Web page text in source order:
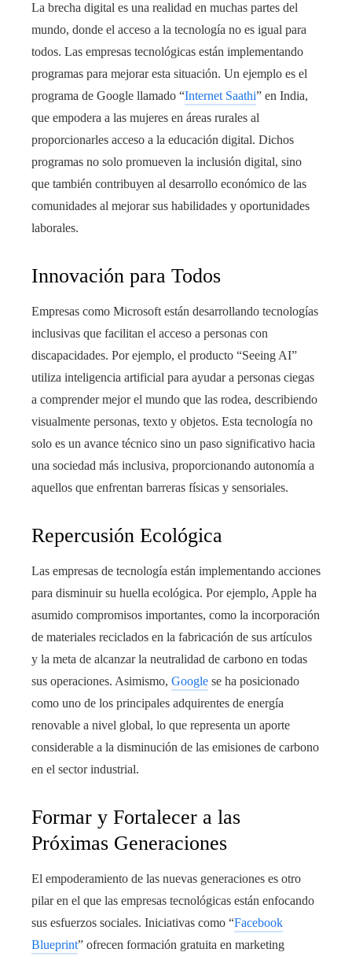
La brecha digital es una realidad en muchas partes del
mundo, donde el acceso a la tecnología no es igual para
todos. Las empresas tecnológicas están implementando
programas para mejorar esta situación. Un ejemplo es el
programa de Google llamado “Internet Saathi” en India,
que empodera a las mujeres en áreas rurales al
proporcionarles acceso a la educación digital. Dichos
programas no solo promueven la inclusión digital, sino
que también contribuyen al desarrollo económico de las
comunidades al mejorar sus habilidades y oportunidades
laborales.
Innovación para Todos
Empresas como Microsoft están desarrollando tecnologías
inclusivas que facilitan el acceso a personas con
discapacidades. Por ejemplo, el producto “Seeing AI”
utiliza inteligencia artificial para ayudar a personas ciegas
a comprender mejor el mundo que las rodea, describiendo
visualmente personas, texto y objetos. Esta tecnología no
solo es un avance técnico sino un paso significativo hacia
una sociedad más inclusiva, proporcionando autonomía a
aquellos que enfrentan barreras físicas y sensoriales.
Repercusión Ecológica
Las empresas de tecnología están implementando acciones
para disminuir su huella ecológica. Por ejemplo, Apple ha
asumido compromisos importantes, como la incorporación
de materiales reciclados en la fabricación de sus artículos
y la meta de alcanzar la neutralidad de carbono en todas
sus operaciones. Asimismo, Google se ha posicionado
como uno de los principales adquirentes de energía
renovable a nivel global, lo que representa un aporte
considerable a la disminución de las emisiones de carbono
en el sector industrial.
Formar y Fortalecer a las
Próximas Generaciones
El empoderamiento de las nuevas generaciones es otro
pilar en el que las empresas tecnológicas están enfocando
sus esfuerzos sociales. Iniciativas como “Facebook
Blueprint” ofrecen formación gratuita en marketing